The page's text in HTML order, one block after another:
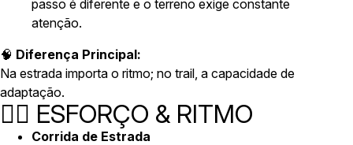
passo é diferente e o terreno exige constante
atenção.
🧠 Diferença Principal:
Na estrada importa o ritmo; no trail, a capacidade de
adaptação.
🏃‍♂️ ESFORÇO & RITMO
Corrida de Estrada